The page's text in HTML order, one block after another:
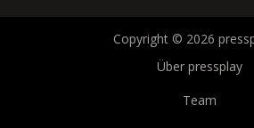
Copyright © 2026
Über pressplay
Team